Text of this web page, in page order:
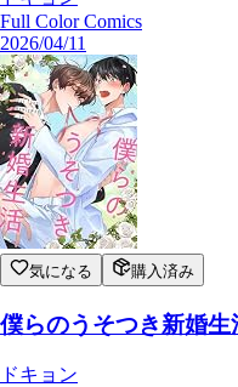
Full Color Comics
2026/04/11
気になる 購入済み
僕らのうそつき新婚生
ドキョン